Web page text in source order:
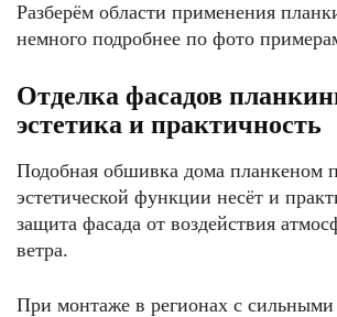
Разберём области применения
немного подробнее по фото
Отделка фасадов
эстетика и практичность
Подобная обшивка дома планкеном
эстетической функции несёт и
защита фасада от воздействия
ветра.
При монтаже в регионах с